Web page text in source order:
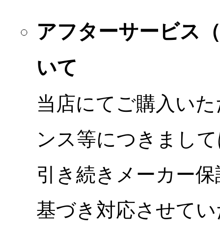
アフターサービス
いて
当店にてご購入い
ンス等につきまし
引き続きメーカー
基づき対応させて